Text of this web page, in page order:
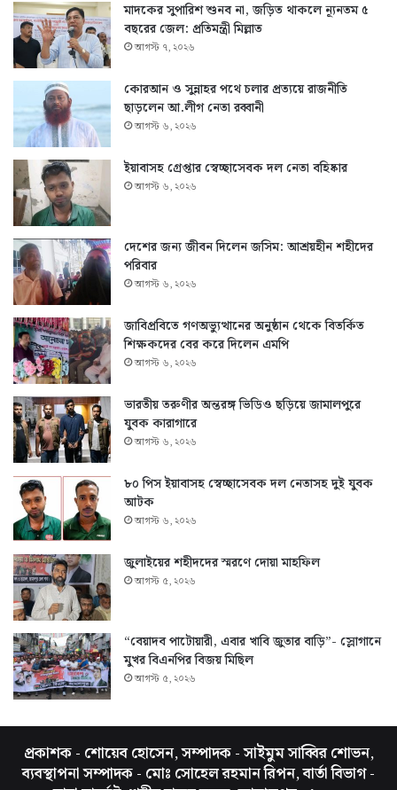
মাদকের সুপারিশ শুনব না, জড়িত থাকলে ন্যূনতম ৫
বছরের জেল: প্রতিমন্ত্রী মিল্লাত
আগস্ট ৭, ২০২৬
কোরআন ও সুন্নাহর পথে চলার প্রত্যয়ে রাজনীতি
ছাড়লেন আ.লীগ নেতা রব্বানী
আগস্ট ৬, ২০২৬
ইয়াবাসহ গ্রেপ্তার স্বেচ্ছাসেবক দল নেতা বহিষ্কার
আগস্ট ৬, ২০২৬
দেশের জন্য জীবন দিলেন জসিম: আশ্রয়হীন শহীদের
পরিবার
আগস্ট ৬, ২০২৬
জাবিপ্রবিতে গণঅভ্যুত্থানের অনুষ্ঠান থেকে বিতর্কিত
শিক্ষকদের বের করে দিলেন এমপি
আগস্ট ৬, ২০২৬
ভারতীয় তরুণীর অন্তরঙ্গ ভিডিও ছড়িয়ে জামালপুরে
যুবক কারাগারে
আগস্ট ৬, ২০২৬
৮০ পিস ইয়াবাসহ স্বেচ্ছাসেবক দল নেতাসহ দুই যুবক
আটক
আগস্ট ৬, ২০২৬
জুলাইয়ের শহীদদের স্মরণে দোয়া মাহফিল
আগস্ট ৫, ২০২৬
“বেয়াদব পাটোয়ারী, এবার খাবি জুতার বাড়ি”- স্লোগানে
মুখর বিএনপির বিজয় মিছিল
আগস্ট ৫, ২০২৬
প্রকাশক - শোয়েব হোসেন, সম্পাদক - সাইমুম সাব্বির শোভন,
ব্যবস্থাপনা সম্পাদক - মোঃ সোহেল রহমান রিপন, বার্তা বিভাগ -